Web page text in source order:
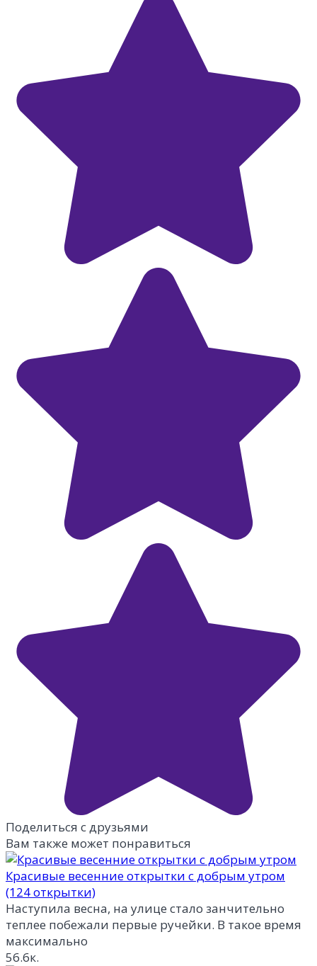
Поделиться с друзьями
Вам также может понравиться
Красивые весенние открытки с добрым утром
(124 открытки)
Наступила весна, на улице стало занчительно
теплее побежали первые ручейки. В такое время
максимально
56.6к.